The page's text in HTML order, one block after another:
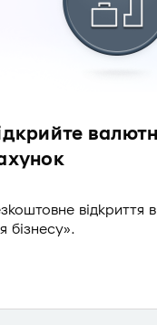
відкриття
бізнесу».